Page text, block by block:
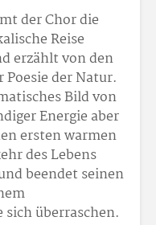
der Chor die
Reise
erzählt von den
der Natur.
Bild von
Energie aber
ersten warmen
des Lebens
beendet seinen
sich überraschen.